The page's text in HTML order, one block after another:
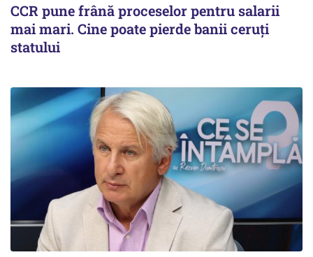
CCR pune frână proceselor pentru salarii
mai mari. Cine poate pierde banii ceruți
statului